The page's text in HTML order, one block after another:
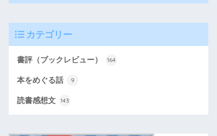
カテゴリー
書評（ブックレビュー） 164
本をめぐる話 9
読書感想文 143